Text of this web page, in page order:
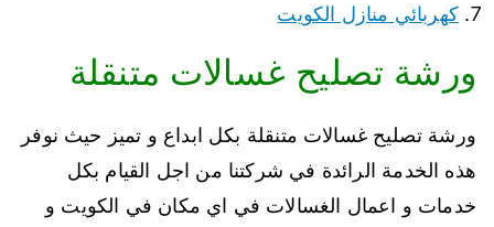
كهربائي منازل الكويت
ورشة تصليح غسالات متنقلة
ورشة تصليح غسالات متنقلة بكل ابداع و تميز حيث نوفر
هذه الخدمة الرائدة في شركتنا من اجل القيام بكل
خدمات و اعمال الغسالات في اي مكان في الكويت و